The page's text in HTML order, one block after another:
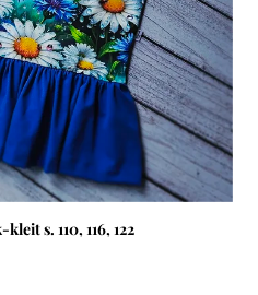
s. 110, 116, 122